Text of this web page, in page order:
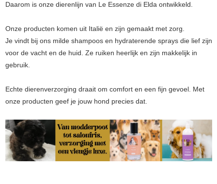
Daarom is onze dierenlijn van Le Essenze di Elda ontwikkeld.
Onze producten komen uit Italië en zijn gemaakt met zorg.
Je vindt bij ons milde shampoos en hydraterende sprays die lief zijn
voor de vacht en de huid. Ze ruiken heerlijk en zijn makkelijk in
gebruik.
Echte dierenverzorging draait om comfort en een fijn gevoel. Met
onze producten geef je jouw hond precies dat.